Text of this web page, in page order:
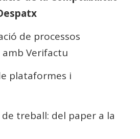
de processos
Verifactu
plataformes i
treball: del paper a la